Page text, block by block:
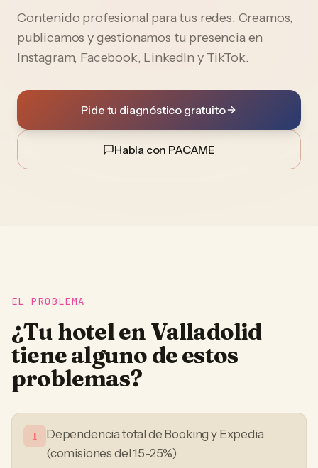
Contenido profesional para tus redes. Creamos,
publicamos y gestionamos tu presencia en
Instagram, Facebook, LinkedIn y TikTok.
Pide tu diagnóstico gratuito
Habla con PACAME
EL PROBLEMA
¿Tu hotelen Valladolid
tiene alguno de estos
problemas?
1
Dependencia total de Booking y Expedia
(comisiones del 15-25%)